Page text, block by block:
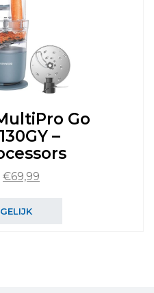
Go
–
Oorspronkelijke
was:
€69,99